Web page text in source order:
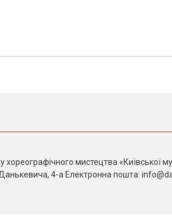
хореографічного мистецтва «Київської
Данькевича, 4-а Електронна пошта: